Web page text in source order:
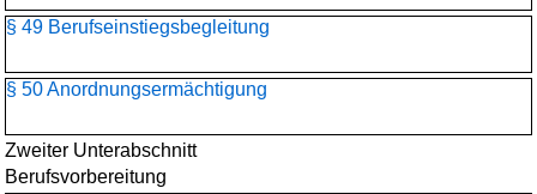
§ 49 Berufseinstiegsbegleitung
§ 50 Anordnungsermächtigung
Zweiter Unterabschnitt
Berufsvorbereitung